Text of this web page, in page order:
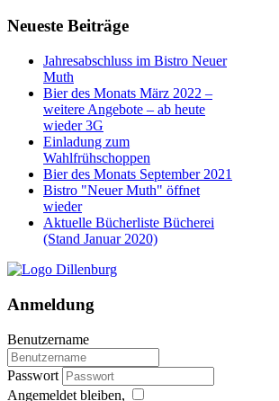
Neueste Beiträge
Jahresabschluss im Bistro Neuer
Muth
Bier des Monats März 2022 –
weitere Angebote – ab heute
wieder 3G
Einladung zum
Wahlfrühschoppen
Bier des Monats September 2021
Bistro "Neuer Muth" öffnet
wieder
Aktuelle Bücherliste Bücherei
(Stand Januar 2020)
Anmeldung
Benutzername
Passwort
Angemeldet bleiben,